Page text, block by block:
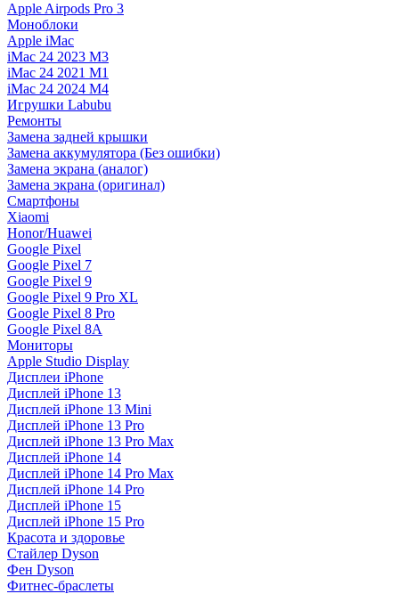
Apple Airpods Pro 3
Моноблоки
Apple iMac
iMac 24 2023 M3
iMac 24 2021 M1
iMac 24 2024 M4
Игрушки Labubu
Ремонты
Замена задней крышки
Замена аккумулятора (Без ошибки)
Замена экрана (аналог)
Замена экрана (оригинал)
Смартфоны
Xiaomi
Honor/Huawei
Google Pixel
Google Pixel 7
Google Pixel 9
Google Pixel 9 Pro XL
Google Pixel 8 Pro
Google Pixel 8A
Мониторы
Apple Studio Display
Дисплеи iPhone
Дисплей iPhone 13
Дисплей iPhone 13 Mini
Дисплей iPhone 13 Pro
Дисплей iPhone 13 Pro Max
Дисплей iPhone 14
Дисплей iPhone 14 Pro Max
Дисплей iPhone 14 Pro
Дисплей iPhone 15
Дисплей iPhone 15 Pro
Красота и здоровье
Стайлер Dyson
Фен Dyson
Фитнес-браслеты